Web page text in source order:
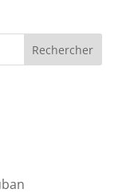
Rechercher